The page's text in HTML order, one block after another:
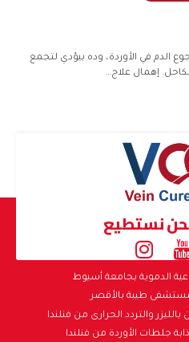
الدم في الأوردة، وده بيؤدي لتجمع
إهمال علاج…
نستطيع
الدموية بجامعة أسيوط
طيبة بالأقصر
والتردد الحرارى من فنلندا
جلطات الأوردة من فنلندا